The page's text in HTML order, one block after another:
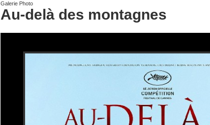
Galerie Photo
Au-delà des montagnes